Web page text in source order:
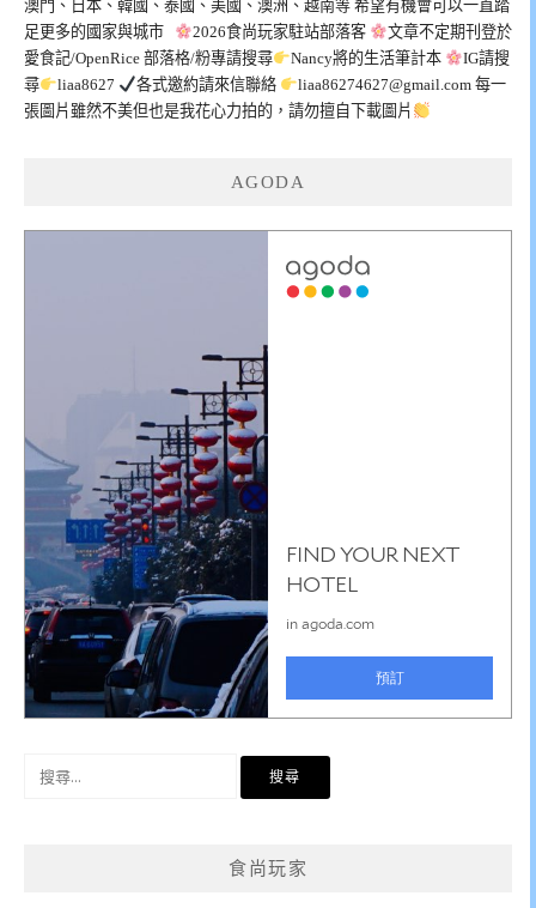
澳門、日本、韓國、泰國、美國、澳洲、越南等 希望有機會可以一直踏
足更多的國家與城市
2026食尚玩家駐站部落客
文章不定期刊登於
愛食記/OpenRice 部落格/粉專請搜尋
Nancy將的生活筆計本
IG請搜
尋
liaa8627 各式邀約請來信聯絡 liaa86274627@gmail.com每一
張圖片雖然不美但也是我花心力拍的，請勿擅自下載圖片
AGODA
食尚玩家